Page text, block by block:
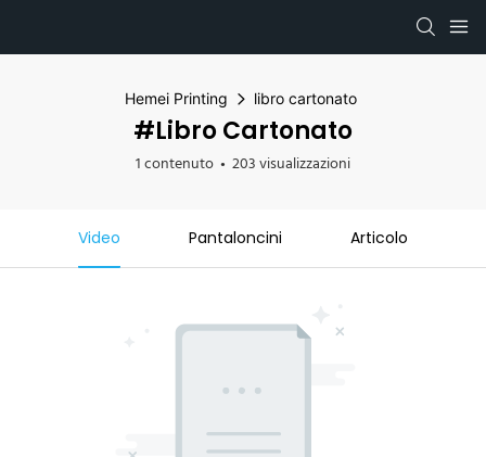
Hemei Printing libro cartonato
#libro Cartonato
1 contenuto 203 visualizzazioni
Video Pantaloncini Articolo